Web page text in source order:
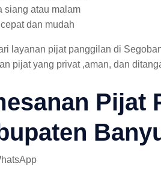
siang atau malam
dan mudah
layanan pijat panggilan di
pijat yang privat ,aman, dan
Pijat